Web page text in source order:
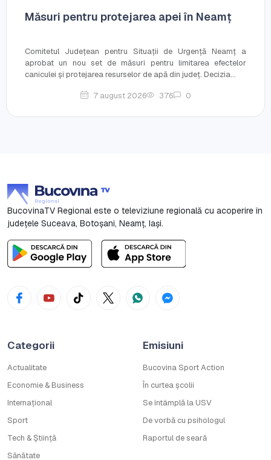
Măsuri pentru protejarea apei în Neamț
Comitetul Județean pentru Situații de Urgență Neamț a
aprobat un nou set de măsuri pentru limitarea efectelor
caniculei și protejarea resurselor de apă din județ. Decizia...
7 august 2026 376 0
BucovinaTV Regional este o televiziune regională cu acoperire în
județele Suceava, Botoşani, Neamț, Iași.
Categorii
Actualitate
Economie & Business
Internațional
Sport
Tech & Știință
Sănătate
Emisiuni
Bucovina Sport Action
În curtea școlii
Se întâmplă la USV
De vorbă cu psihologul
Raportul de seară